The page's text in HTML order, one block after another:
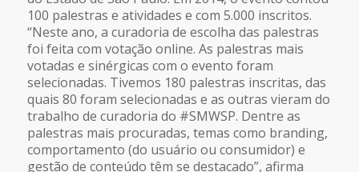
100 palestras e atividades e com 5.000 inscritos.
“Neste ano, a curadoria de escolha das palestras
foi feita com votação online. As palestras mais
votadas e sinérgicas com o evento foram
selecionadas. Tivemos 180 palestras inscritas, das
quais 80 foram selecionadas e as outras vieram do
trabalho de curadoria do #SMWSP. Dentre as
palestras mais procuradas, temas como branding,
comportamento (do usuário ou consumidor) e
gestão de conteúdo têm se destacado”, afirma